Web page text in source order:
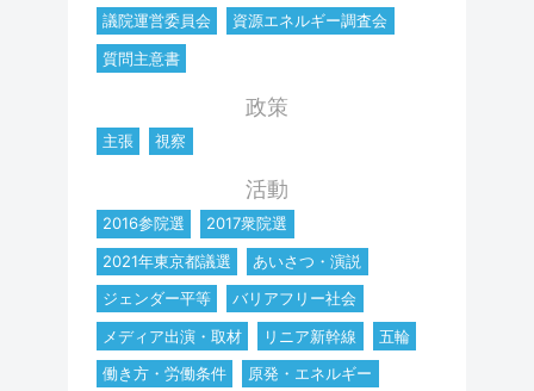
議院運営委員会
資源エネルギー調査会
質問主意書
政策
主張 視察
活動
2016参院選
2017衆院選
2021年東京都議選
あいさつ・演説
ジェンダー平等
バリアフリー社会
メディア出演・取材
リニア新幹線
五輪
働き方・労働条件
原発・エネルギー